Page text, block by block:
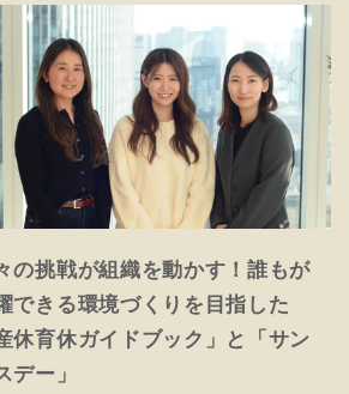
の挑戦が組織を動かす！誰もが
できる環境づくりを目指した
休育休ガイドブック」と「サン
デー」